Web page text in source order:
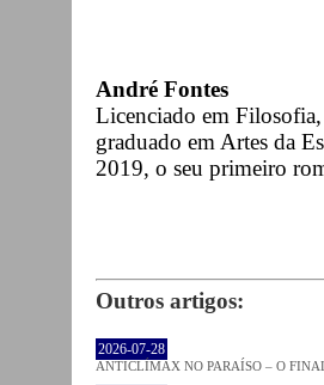
André Fontes
Licenciado em
graduado em Artes da
2019, o seu primeiro
Outros artigos:
2026-07-28
ANTICLÍMAX NO PARAÍSO – O